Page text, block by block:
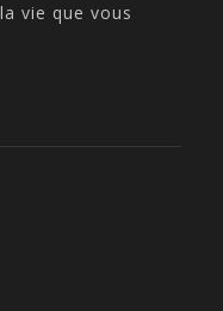
vie que vous